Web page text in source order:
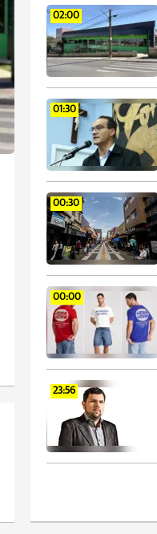
02:00
01:30
00:30
00:00
23:56